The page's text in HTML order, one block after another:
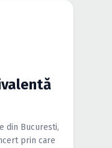
din Bucuresti,
prin care